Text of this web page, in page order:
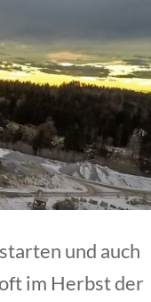
und auch
im Herbst der